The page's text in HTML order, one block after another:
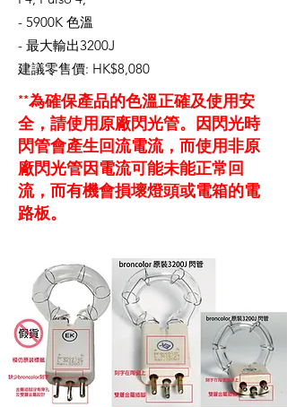
- 5900K 色溫
- 最大輸出3200J
建議零售價: HK$8,080
**為確保產品的色溫正確及使用安
全，請使用原廠閃光管。因閃光時
閃管會產生回流電流，而使用非原
廠閃光管因電流可能未能正常回
流，而有機會損壞燈頭或電箱的電
路板。